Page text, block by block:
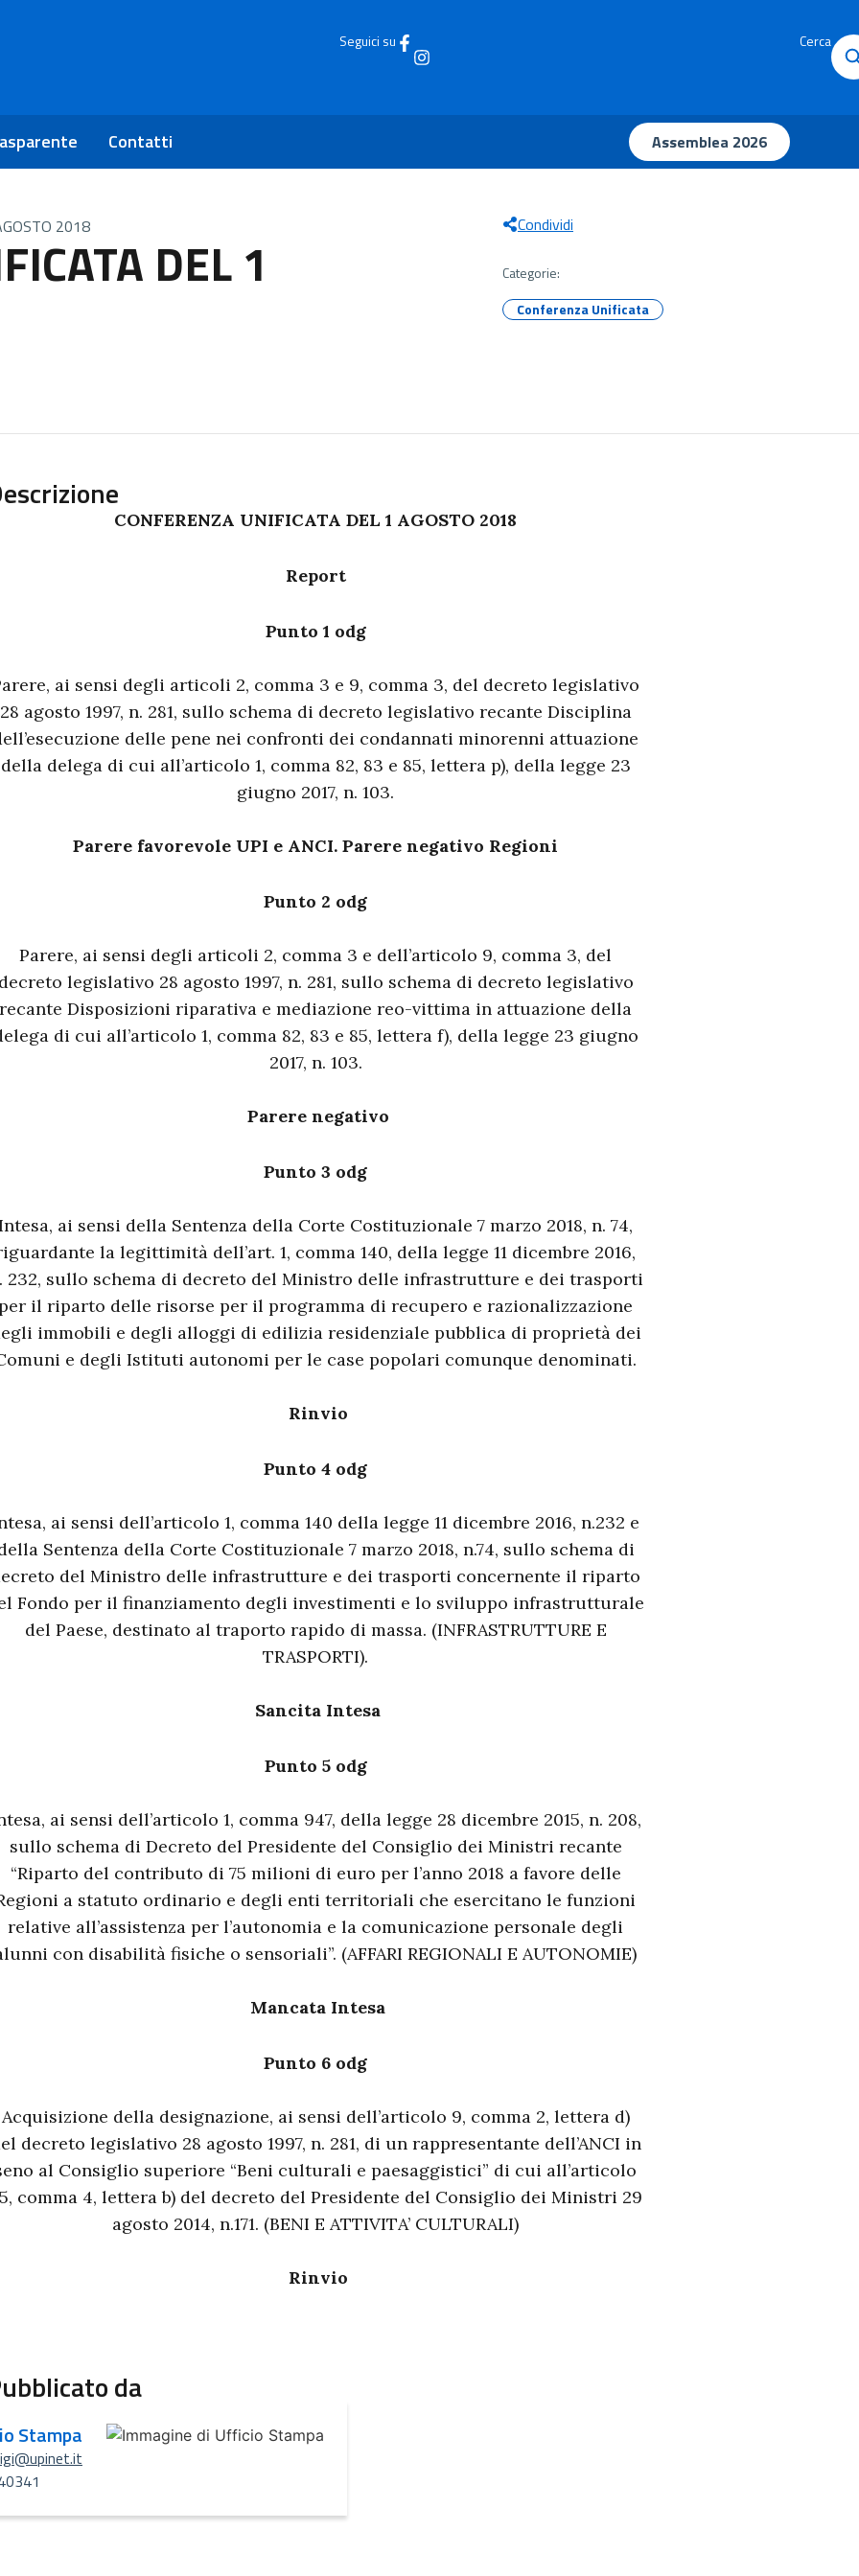
Seguici su Cerca
Contatti Assemblea 2026
2018
DEL 1
Condividi
Categorie:
Conferenza Unificata
CONFERENZA UNIFICATA DEL 1 AGOSTO 2018
Report
Punto 1 odg
ai sensi degli articoli 2, comma 3 e 9, comma 3, del decreto legislativo
28 agosto 1997, n. 281, sullo schema di decreto legislativo recante Disciplina
delle pene nei confronti dei condannati minorenni attuazione
della delega di cui all’articolo 1, comma 82, 83 e 85, lettera p), della legge 23
giugno 2017, n. 103.
Parere favorevole UPI e ANCI. Parere negativo Regioni
Punto 2 odg
Parere, ai sensi degli articoli 2, comma 3 e dell’articolo 9, comma 3, del
legislativo 28 agosto 1997, n. 281, sullo schema di decreto legislativo
recante Disposizioni riparativa e mediazione reo-vittima in attuazione della
di cui all’articolo 1, comma 82, 83 e 85, lettera f), della legge 23 giugno
2017, n. 103.
Parere negativo
Punto 3 odg
ai sensi della Sentenza della Corte Costituzionale 7 marzo 2018, n. 74,
la legittimità dell’art. 1, comma 140, della legge 11 dicembre 2016,
232, sullo schema di decreto del Ministro delle infrastrutture e dei trasporti
il riparto delle risorse per il programma di recupero e razionalizzazione
immobili e degli alloggi di edilizia residenziale pubblica di proprietà dei
e degli Istituti autonomi per le case popolari comunque denominati.
Rinvio
Punto 4 odg
ai sensi dell’articolo 1, comma 140 della legge 11 dicembre 2016, n.232 e
Sentenza della Corte Costituzionale 7 marzo 2018, n.74, sullo schema di
del Ministro delle infrastrutture e dei trasporti concernente il riparto
Fondo per il finanziamento degli investimenti e lo sviluppo infrastrutturale
del Paese, destinato al traporto rapido di massa. (INFRASTRUTTURE E
TRASPORTI).
Sancita Intesa
Punto 5 odg
ai sensi dell’articolo 1, comma 947, della legge 28 dicembre 2015, n. 208,
sullo schema di Decreto del Presidente del Consiglio dei Ministri recante
“Riparto del contributo di 75 milioni di euro per l’anno 2018 a favore delle
a statuto ordinario e degli enti territoriali che esercitano le funzioni
relative all’assistenza per l’autonomia e la comunicazione personale degli
con disabilità fisiche o sensoriali”. (AFFARI REGIONALI E AUTONOMIE)
Mancata Intesa
Punto 6 odg
Acquisizione della designazione, ai sensi dell’articolo 9, comma 2, lettera d)
decreto legislativo 28 agosto 1997, n. 281, di un rappresentante dell’ANCI in
al Consiglio superiore “Beni culturali e paesaggistici” di cui all’articolo
comma 4, lettera b) del decreto del Presidente del Consiglio dei Ministri 29
agosto 2014, n.171. (BENI E ATTIVITA’ CULTURALI)
Rinvio
da
Stampa